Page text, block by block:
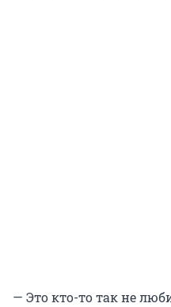
— Это кто-то так не